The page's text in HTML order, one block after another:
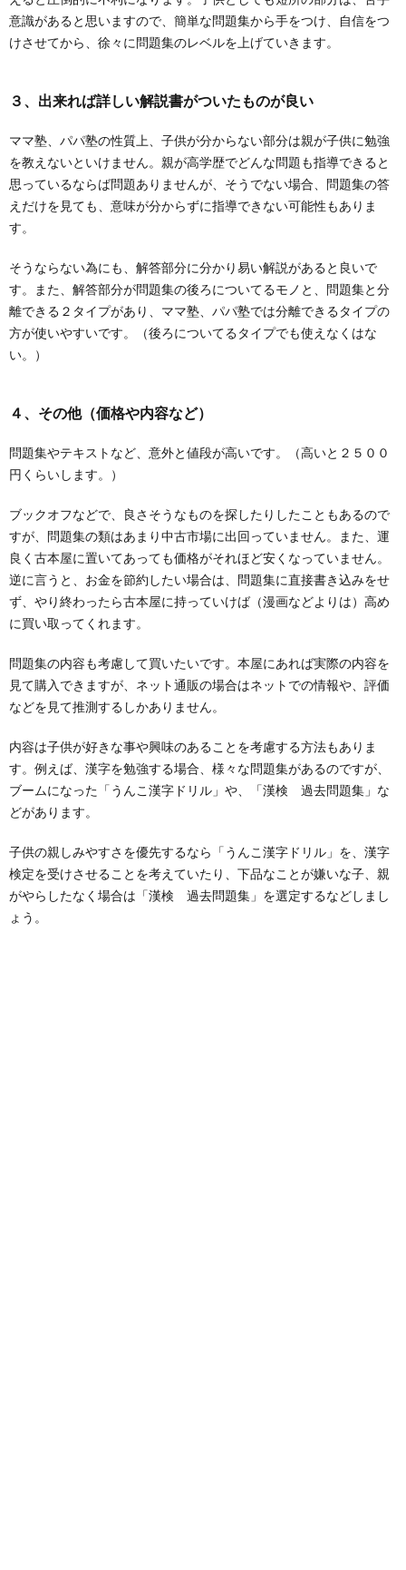
意識があると思いますので、簡単な問題集から手をつけ、自信をつ
けさせてから、徐々に問題集のレベルを上げていきます。
３、出来れば詳しい解説書がついたものが良い
ママ塾、パパ塾の性質上、子供が分からない部分は親が子供に勉強
を教えないといけません。親が高学歴でどんな問題も指導できると
思っているならば問題ありませんが、そうでない場合、問題集の答
えだけを見ても、意味が分からずに指導できない可能性もありま
す。
そうならない為にも、解答部分に分かり易い解説があると良いで
す。また、解答部分が問題集の後ろについてるモノと、問題集と分
離できる２タイプがあり、ママ塾、パパ塾では分離できるタイプの
方が使いやすいです。（後ろについてるタイプでも使えなくはな
い。）
４、その他（価格や内容など）
問題集やテキストなど、意外と値段が高いです。（高いと２５００
円くらいします。）
ブックオフなどで、良さそうなものを探したりしたこともあるので
すが、問題集の類はあまり中古市場に出回っていません。また、運
良く古本屋に置いてあっても価格がそれほど安くなっていません。
逆に言うと、お金を節約したい場合は、問題集に直接書き込みをせ
ず、やり終わったら古本屋に持っていけば（漫画などよりは）高め
に買い取ってくれます。
問題集の内容も考慮して買いたいです。本屋にあれば実際の内容を
見て購入できますが、ネット通販の場合はネットでの情報や、評価
などを見て推測するしかありません。
内容は子供が好きな事や興味のあることを考慮する方法もありま
す。例えば、漢字を勉強する場合、様々な問題集があるのですが、
ブームになった「うんこ漢字ドリル」や、「漢検 過去問題集」な
どがあります。
子供の親しみやすさを優先するなら「うんこ漢字ドリル」を、漢字
検定を受けさせることを考えていたり、下品なことが嫌いな子、親
がやらしたなく場合は「漢検 過去問題集」を選定するなどしまし
ょう。